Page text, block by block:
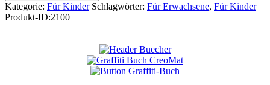
Kategorie: Für Kinder Schlagwörter: Für Erwachsene, Für Kinder
Produkt-ID:2100